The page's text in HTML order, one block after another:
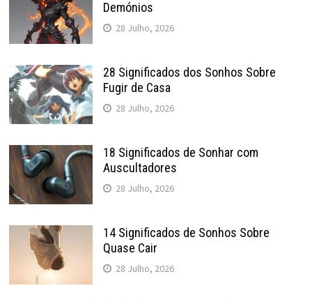
Demónios
28 Julho, 2026
28 Significados dos Sonhos Sobre
Fugir de Casa
28 Julho, 2026
18 Significados de Sonhar com
Auscultadores
28 Julho, 2026
14 Significados de Sonhos Sobre
Quase Cair
28 Julho, 2026